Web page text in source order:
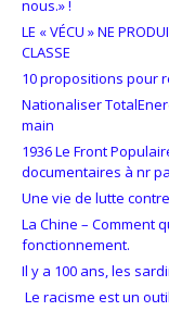
nous.» !
LE « VÉCU » NE
CLASSE
10 propositions pour
Nationaliser
main
1936 Le Front
documentaires à nr
Une vie de lutte
La Chine – Comment
fonctionnement.
Il y a 100 ans, les
Le racisme est un